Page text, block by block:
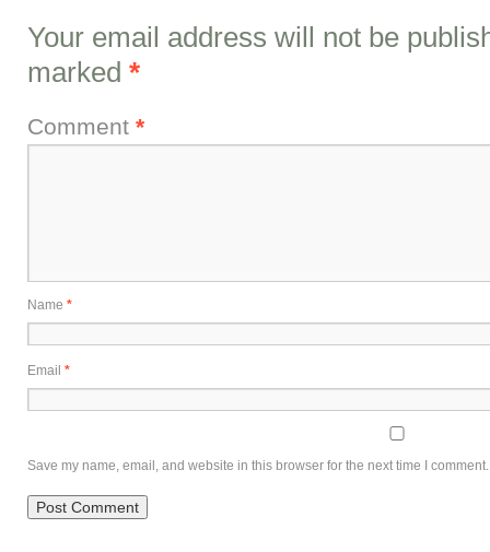
Your email address will not be
marked *
Comment *
Name *
Email *
Save my name, email, and website in this browser for the next time I comment.